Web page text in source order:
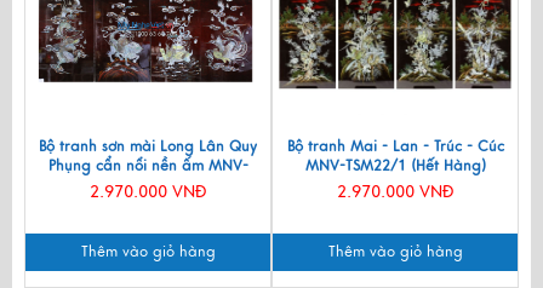
Bộ tranh sơn mài Long Lân Quy
Phụng cẩn nổi nền ấm MNV-
TSM24
2.970.000 VNĐ
Thêm vào giỏ hàng
Bộ tranh Mai - Lan - Trúc - Cúc
MNV-TSM22/1 (Hết Hàng)
2.970.000 VNĐ
Thêm vào giỏ hàng